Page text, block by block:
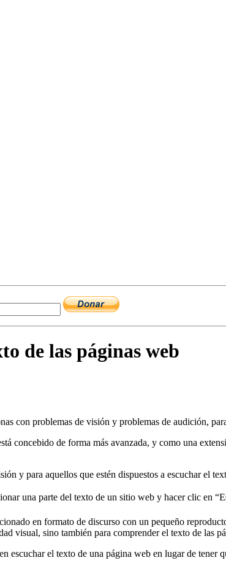
de las páginas web
con problemas de visión y problemas de audición,
concebido de forma más avanzada, y como una
y para aquellos que estén dispuestos a escuchar el
una parte del texto de un sitio web y hacer clic en
en formato de discurso con un pequeño
visual, sino también para comprender el texto de las
escuchar el texto de una página web en lugar de